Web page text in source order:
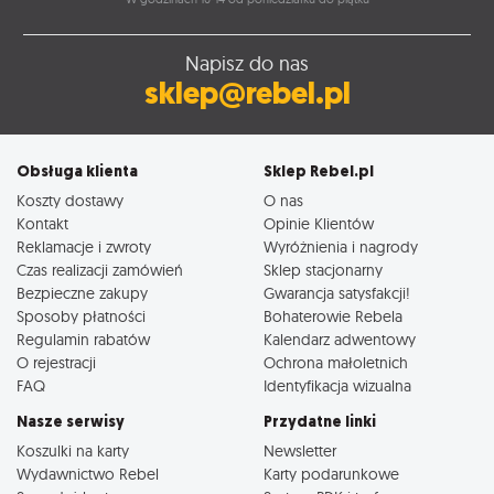
Napisz do nas
sklep@rebel.pl
Obsługa klienta
Koszty dostawy
Kontakt
Reklamacje i zwroty
Czas realizacji zamówień
Bezpieczne zakupy
Sposoby płatności
Regulamin rabatów
O rejestracji
FAQ
Sklep Rebel.pl
O nas
Opinie Klientów
Wyróżnienia i nagrody
Sklep stacjonarny
Gwarancja satysfakcji!
Bohaterowie Rebela
Kalendarz adwentowy
Ochrona małoletnich
Identyfikacja wizualna
Nasze serwisy
Koszulki na karty
Wydawnictwo Rebel
Przydatne linki
Newsletter
Karty podarunkowe